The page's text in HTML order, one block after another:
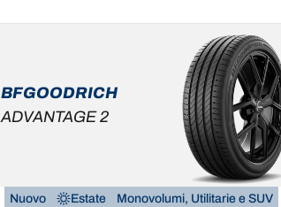
BFGOODRICH
ADVANTAGE 2
Nuovo Estate
Monovolumi, Utilitarie e SUV